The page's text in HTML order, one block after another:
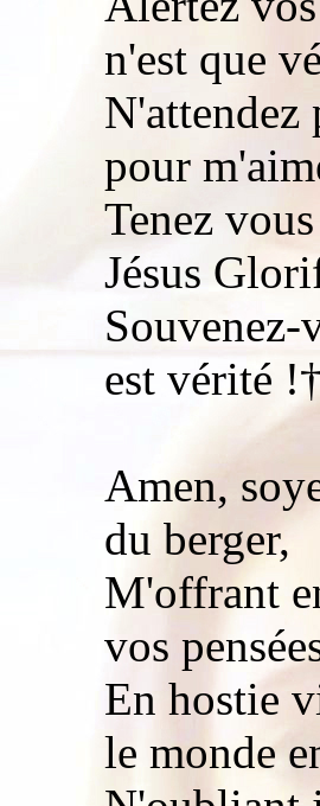
n'est que
N'attendez
pour
Tenez
Jésus
Souvenez-
est vérité
Amen,
du berger,
M'offrant
vos
En hostie
le monde